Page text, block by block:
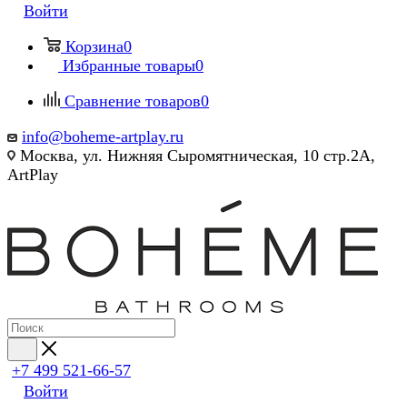
Войти
Корзина0
Избранные товары0
Сравнение товаров0
info@boheme-artplay.ru
Москва, ул. Нижняя Сыромятническая, 10 стр.2А,
ArtPlay
+7 499 521-66-57
Войти